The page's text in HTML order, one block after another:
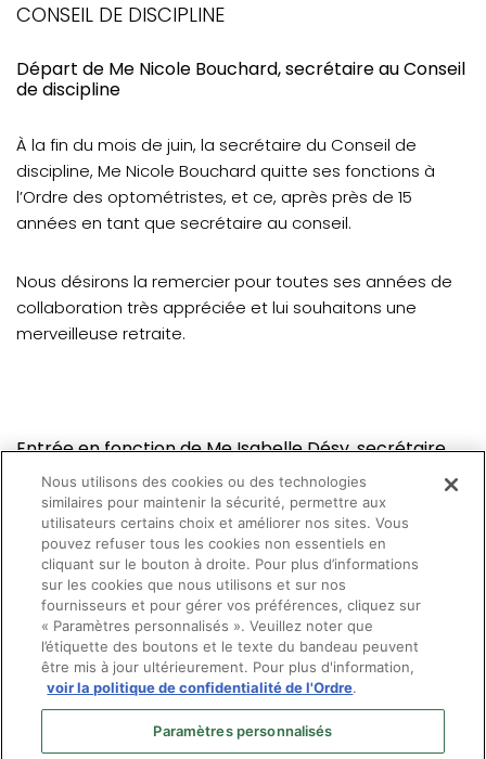
CONSEIL DE DISCIPLINE
Départ de Me Nicole Bouchard, secrétaire au Conseil
de discipline
À la fin du mois de juin, la secrétaire du Conseil de
discipline, Me Nicole Bouchard quitte ses fonctions à
l’Ordre des optométristes, et ce, après près de 15
années en tant que secrétaire au conseil.
Nous désirons la remercier pour toutes ses années de
collaboration très appréciée et lui souhaitons une
merveilleuse retraite.
Entrée en fonction de Me Isabelle Désy, secrétaire
Depuis le 1er juin 2020, Me Isabelle Désy prendra en
charge les fonctions au secrétariat du conseil. Nous
sommes heureux que Me Désy se joigne à notre équipe
et lui souhaitons la bienvenue.
Nous utilisons des cookies ou des technologies
similaires pour maintenir la sécurité, permettre aux
utilisateurs certains choix et améliorer nos sites. Vous
pouvez refuser tous les cookies non essentiels en
cliquant sur le bouton à droite. Pour plus d’informations
sur les cookies que nous utilisons et sur nos
fournisseurs et pour gérer vos préférences, cliquez sur
« Paramètres personnalisés ». Veuillez noter que
l’étiquette des boutons et le texte du bandeau peuvent
être mis à jour ultérieurement. Pour plus d'information,
voir la politique de confidentialité de l'Ordre.
Paramètres personnalisés